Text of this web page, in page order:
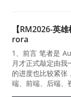
【RM2026-英
rora
1、前言 笔者是
月才正式敲定由
的进度也比较紧张
端、前端、后端、